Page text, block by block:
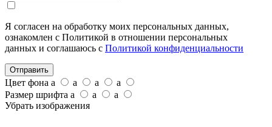
Я согласен на обработку моих персональных данных,
ознакомлен с Политикой в отношении персональных
данных и соглашаюсь с Политикой конфиденциальности
Отправить
Цвет фона a a a
a
Размер шрифта a a
a
Убрать изображения